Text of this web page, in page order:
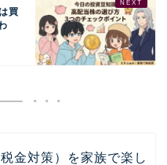
買
金対策）を家族で楽し